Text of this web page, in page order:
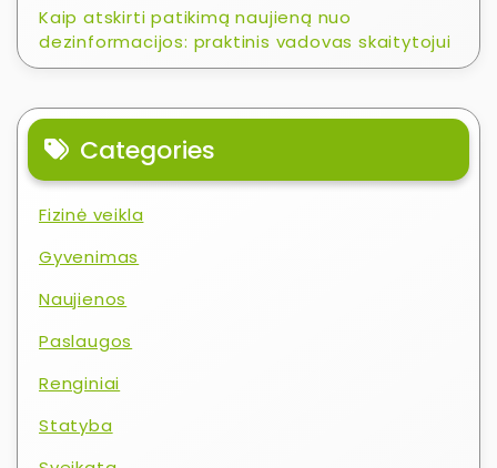
Kaip atskirti patikimą naujieną nuo
dezinformacijos: praktinis vadovas skaitytojui
Categories
Fizinė veikla
Gyvenimas
Naujienos
Paslaugos
Renginiai
Statyba